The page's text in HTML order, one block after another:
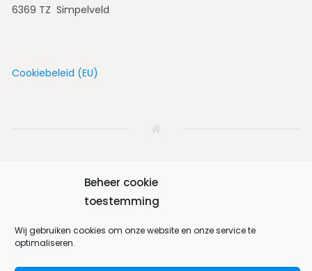
Beheer cookie
toestemming
Wij gebruiken cookies om onze website en onze service te
optimaliseren.
6369 TZ Simpelveld
Cookiebeleid (EU)
Woning Omgeving